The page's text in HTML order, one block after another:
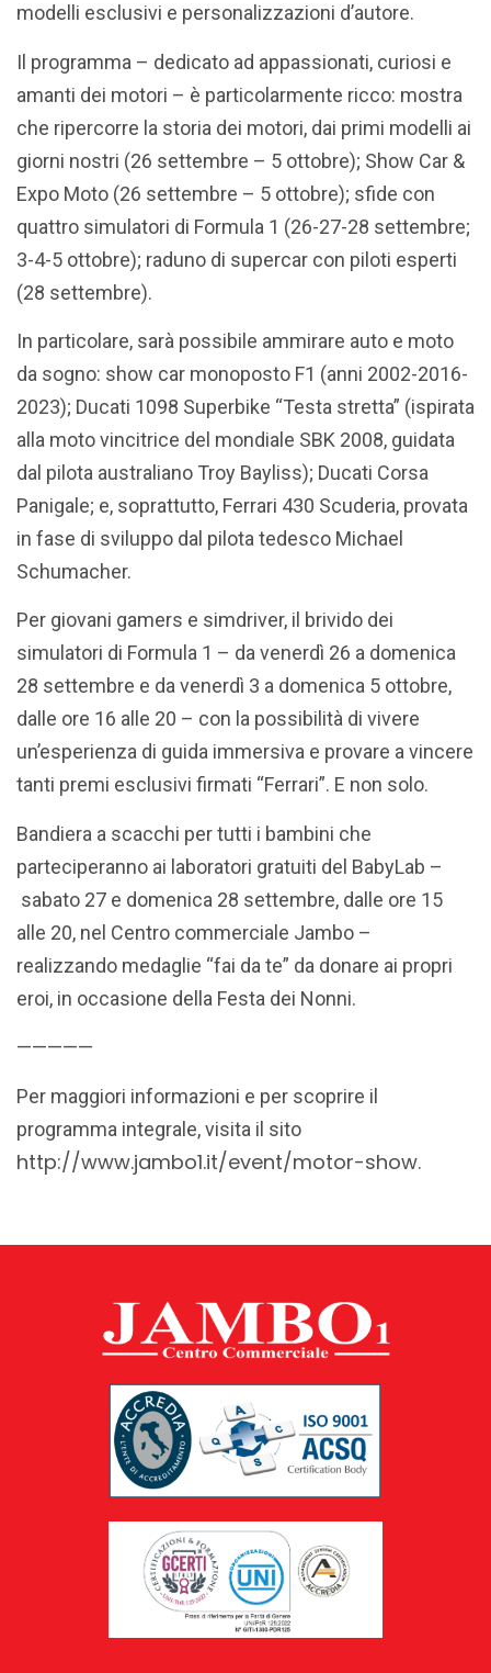
modelli esclusivi e personalizzazioni d’autore.
Il programma – dedicato ad appassionati, curiosi e
amanti dei motori – è particolarmente ricco: mostra
che ripercorre la storia dei motori, dai primi modelli ai
giorni nostri (26 settembre – 5 ottobre); Show Car &
Expo Moto (26 settembre – 5 ottobre); sfide con
quattro simulatori di Formula 1 (26-27-28 settembre;
3-4-5 ottobre); raduno di supercar con piloti esperti
(28 settembre).
In particolare, sarà possibile ammirare auto e moto
da sogno: show car monoposto F1 (anni 2002-2016-
2023); Ducati 1098 Superbike “Testa stretta” (ispirata
alla moto vincitrice del mondiale SBK 2008, guidata
dal pilota australiano Troy Bayliss); Ducati Corsa
Panigale; e, soprattutto, Ferrari 430 Scuderia, provata
in fase di sviluppo dal pilota tedesco Michael
Schumacher.
Per giovani gamers e simdriver, il brivido dei
simulatori di Formula 1 – da venerdì 26 a domenica
28 settembre e da venerdì 3 a domenica 5 ottobre,
dalle ore 16 alle 20 – con la possibilità di vivere
un’esperienza di guida immersiva e provare a vincere
tanti premi esclusivi firmati “Ferrari”. E non solo.
Bandiera a scacchi per tutti i bambini che
parteciperanno ai laboratori gratuiti del BabyLab –
sabato 27 e domenica 28 settembre, dalle ore 15
alle 20, nel Centro commerciale Jambo –
realizzando medaglie “fai da te” da donare ai propri
eroi, in occasione della Festa dei Nonni.
—————
Per maggiori informazioni e per scoprire il
programma integrale, visita il sito
http://www.jambo1.it/event/motor-show.